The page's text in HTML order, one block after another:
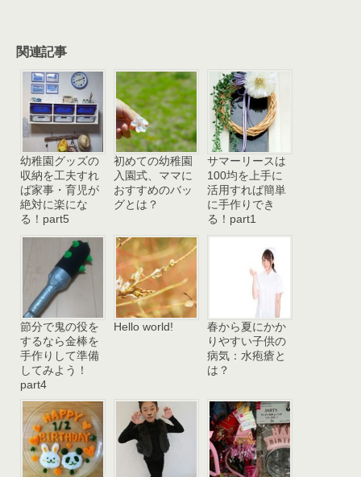
関連記事
幼稚園グッズの
収納を工夫すれ
ば家事・育児が
絶対に楽にな
る！part5
初めての幼稚園
入園式、ママに
おすすめのバッ
グとは？
サマーリースは
100均を上手に
活用すれば簡単
に手作りでき
る！part1
節分で鬼の役を
するなら金棒を
手作りして準備
してみよう！
part4
Hello world!
春から夏にかか
りやすい子供の
病気：水疱瘡と
は？